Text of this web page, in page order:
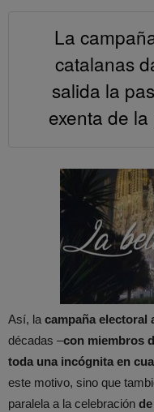
La
catalanas
salida la
exenta de
Así, la campaña electoral
décadas –con miembros
toda una incógnita en
este motivo, sino que
paralela a la celebración